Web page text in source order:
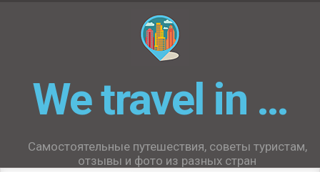
We travel in …
Самостоятельные путешествия, советы туристам,
отзывы и фото из разных стран